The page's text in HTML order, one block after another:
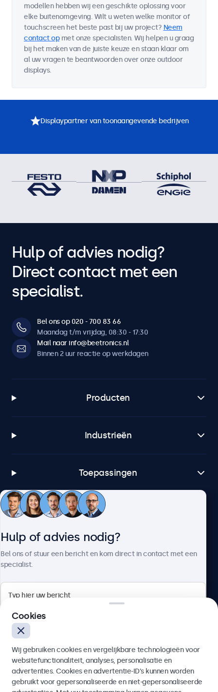
modellen hebben wij een geschikte oplossing voor
elke buitenomgeving. Wilt u weten welke monitor of
touchscreen het beste past bij uw project? Neem
contact opmet onze specialisten. Wij helpen u graag
bij het maken van de juiste keuze en staan klaar om
al uw vragen te beantwoorden over onze outdoor
displays.
Displaypartner van toonaangevende bedrijven
Hulp of advies nodig?
Direct contact met een
specialist.
Bel ons op 020 - 700 83 66
Maandag t/m vrijdag, 08:30 - 17:30
Mail naar info@beetronics.nl
Binnen 2 uur reactie op werkdagen
Producten
Industrieën
Toepassingen
Klantenservice
4.8/5 door 5000+ bedrijven
Nederlands
Hulp of advies nodig?
Bel ons of stuur een bericht en kom direct in contact met een
specialist.
Cookies
Wij gebruiken cookies en vergelijkbare technologieën voor
websitefunctionaliteit, analyses, personalisatie en
advertenties. Cookies en advertentie-ID’s kunnen worden
gebruikt voor gepersonaliseerde en niet-gepersonaliseerde